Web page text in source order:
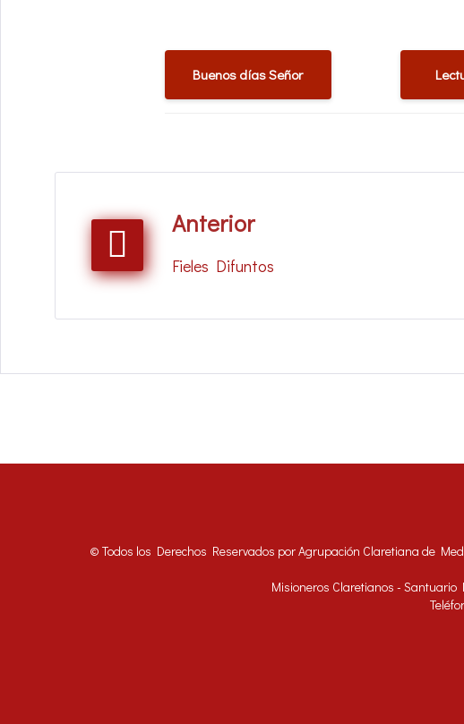
Buenos días Señor
Anterior
Fieles Difuntos
© Todos los Derechos Reservados por Agrupación Claretiana de
Misioneros Claretianos - Santuario